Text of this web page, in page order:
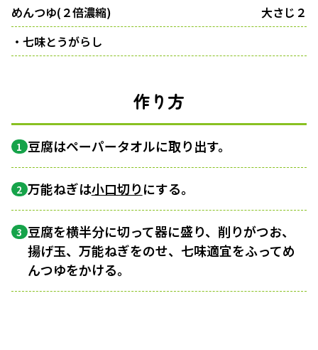
めんつゆ(２倍濃縮)
大さじ２
・七味とうがらし
作り方
1 豆腐はペーパータオルに取り出す。
2 万能ねぎは小口切りにする。
3 豆腐を横半分に切って器に盛り、削りがつお、
揚げ玉、万能ねぎをのせ、七味適宜をふってめ
んつゆをかける。